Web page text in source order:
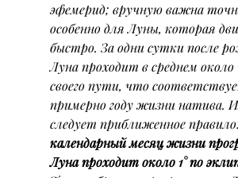
эфемерид; вручную важна
особенно для Луны, которая
быстро. За одни сутки после
Луна проходит в среднем около
своего пути, что
примерно году жизни натива.
следует приближенное
календарный месяц жизни
Луна проходит около 1° по